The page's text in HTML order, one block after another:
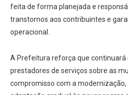
feita de forma planejada e
transtornos aos contribuintes e
operacional.
A Prefeitura reforça que continuará
prestadores de serviços sobre as
compromisso com a modernização,